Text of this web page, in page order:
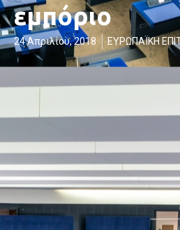
εμπόριο
24 Απριλίου, 2018 ΕΥΡΩΠΑΪΚΗ